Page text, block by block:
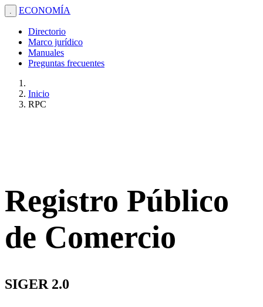
. ECONOMÍA
Directorio
Marco jurídico
Manuales
Preguntas frecuentes
Inicio
RPC
Registro Público
de Comercio
SIGER 2.0